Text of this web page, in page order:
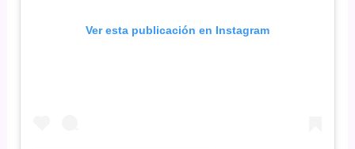
Ver esta publicación en Instagram